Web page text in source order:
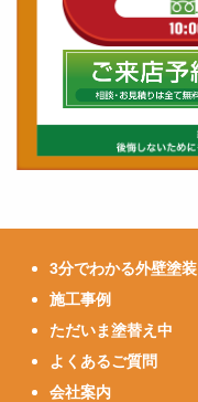
3分でわかる外壁塗装
施工事例
ただいま塗替え中
よくあるご質問
会社案内